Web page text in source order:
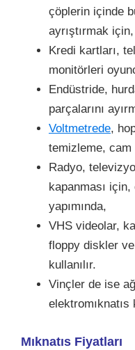
çöplerin içinde
ayrıştırmak için,
Kredi kartları,
monitörleri
Endüstride,
parçalarını
Voltmetrede,
temizleme,
Radyo,
kapanması
yapımında,
VHS videolar,
floppy diskler
kullanılır.
Vinçler de ise
elektromıknatıs
Mıknatıs Fiyatları